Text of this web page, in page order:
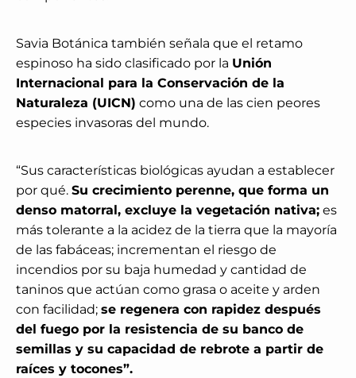
Savia Botánica también señala que el retamo
espinoso ha sido clasificado por la Unión
Internacional para la Conservación de la
Naturaleza (UICN) como una de las cien peores
especies invasoras del mundo.
“Sus características biológicas ayudan a establecer
por qué. Su crecimiento perenne, que forma un
denso matorral, excluye la vegetación nativa; es
más tolerante a la acidez de la tierra que la mayoría
de las fabáceas; incrementan el riesgo de
incendios por su baja humedad y cantidad de
taninos que actúan como grasa o aceite y arden
con facilidad; se regenera con rapidez después
del fuego por la resistencia de su banco de
semillas y su capacidad de rebrote a partir de
raíces y tocones”.